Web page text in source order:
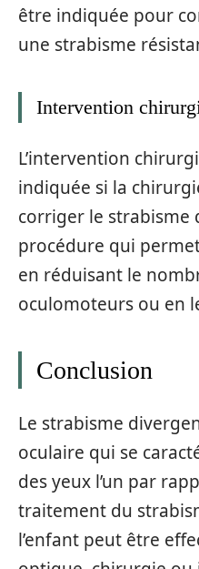
être indiquée pour
une strabisme
Intervention
L’intervention
indiquée si la
corriger le strabisme
procédure qui
en réduisant le
oculomoteurs ou en
Conclusion
Le strabisme
oculaire qui se
des yeux l’un par
traitement du
l’enfant peut être